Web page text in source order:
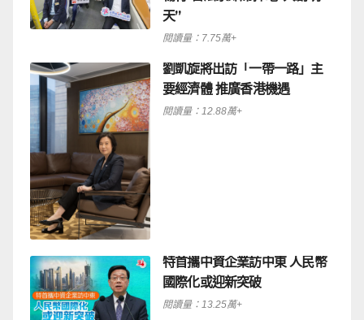
天”
閱讀量：7.75萬+
劉凱旋將出訪「一帶一路」主
要經濟體 推廣香港機遇
閱讀量：12.88萬+
特首攜中資企業訪中東 人民幣
國際化或迎新突破
閱讀量：13.25萬+